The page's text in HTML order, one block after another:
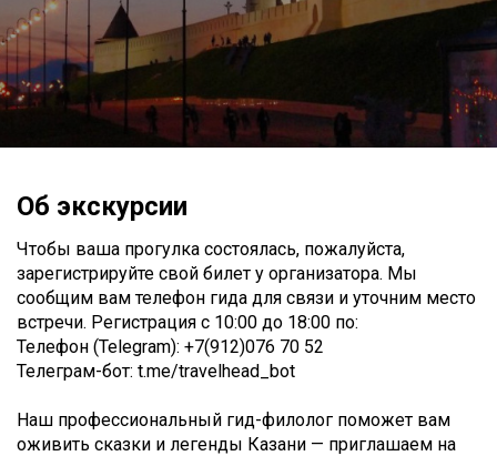
Об экскурсии
Чтобы ваша прогулка состоялась, пожалуйста,
зарегистрируйте свой билет у организатора. Мы
сообщим вам телефон гида для связи и уточним место
встречи. Регистрация c 10:00 до 18:00 по:
Телефон (Telegram): +7(912)076 70 52
Телеграм-бот: t.me/travelhead_bot
Наш профессиональный гид-филолог поможет вам
оживить сказки и легенды Казани — приглашаем на